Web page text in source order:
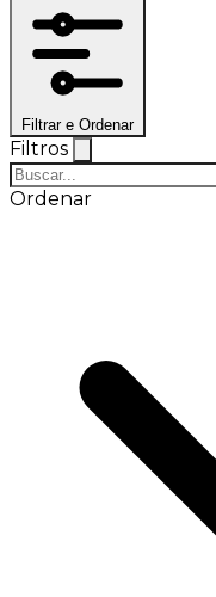
Filtrar e Ordenar
Filtros
Ordenar